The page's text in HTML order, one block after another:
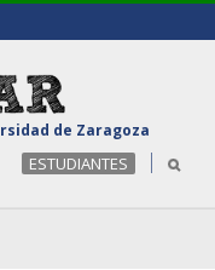
de Zaragoza
ESTUDIANTES